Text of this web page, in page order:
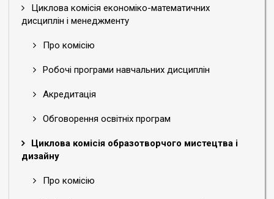
Циклова комісія економіко-математичних
дисциплін і менеджменту
Про комісію
Робочі програми навчальних дисциплін
Акредитація
Обговорення освітніх програм
Циклова комісія образотворчого мистецтва і
дизайну
Про комісію